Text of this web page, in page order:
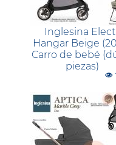
Inglesina
Hangar Beige
Carro de bebé
piezas)